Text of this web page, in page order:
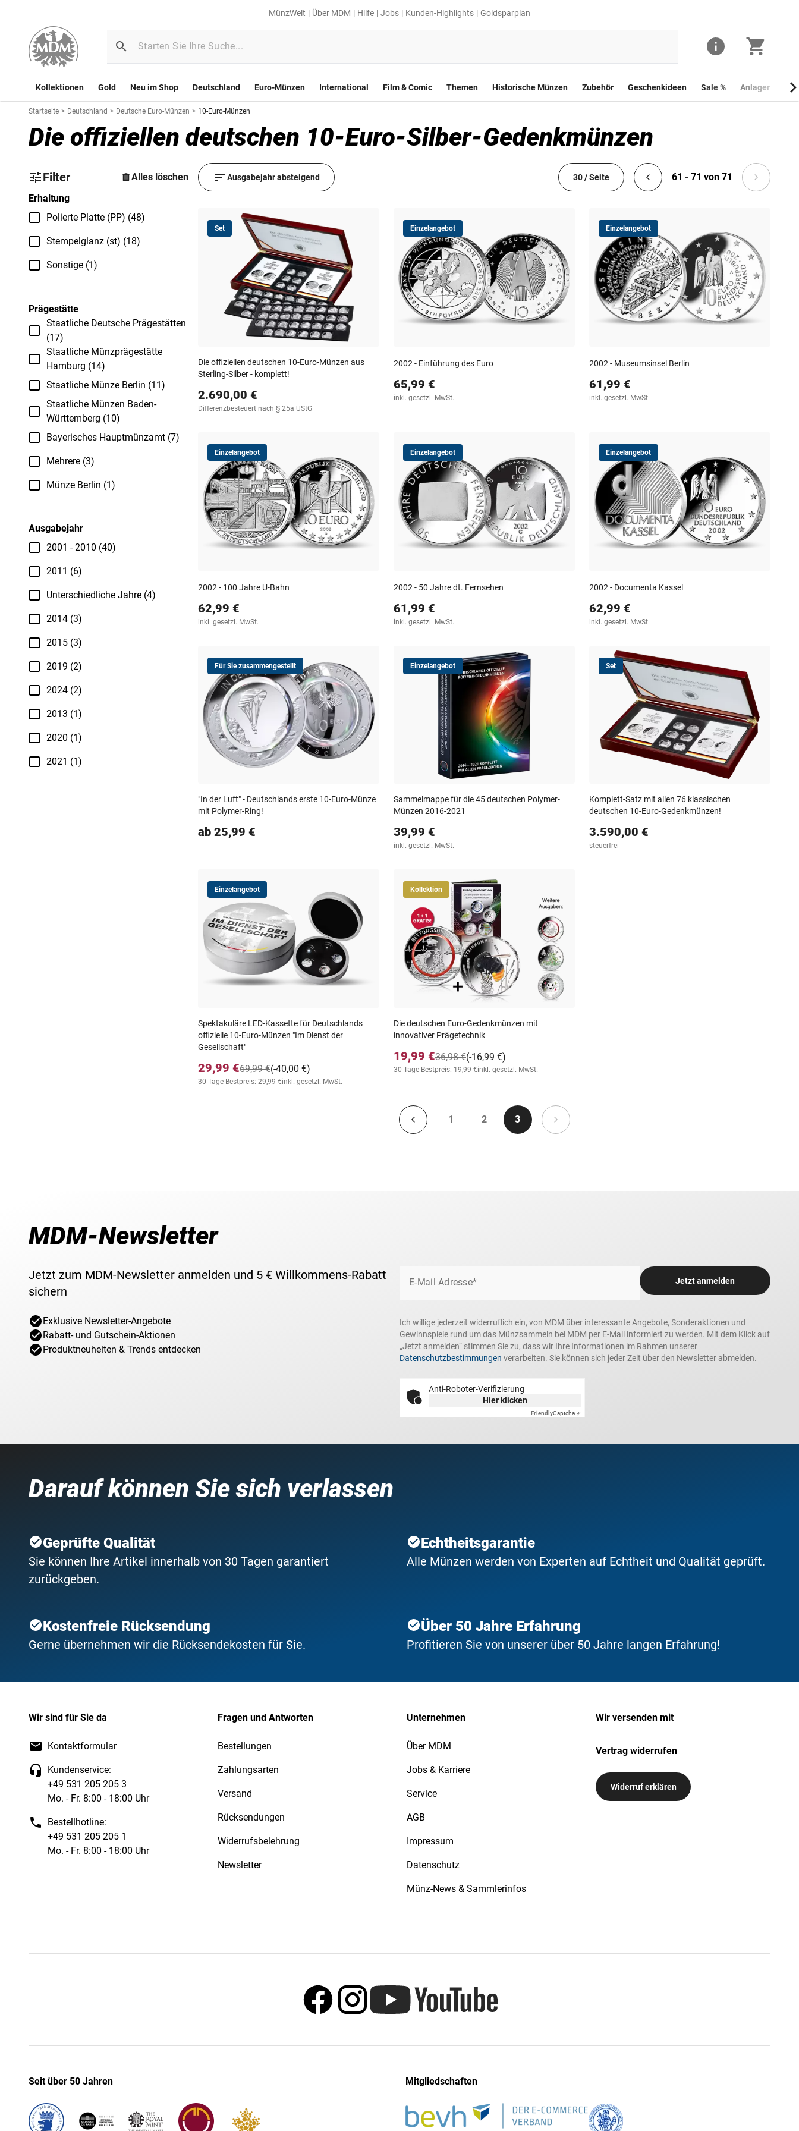
MünzWelt Über MDM Hilfe Jobs Kunden-Highlights Goldsparplan
Kollektionen Gold Neu im Shop Deutschland Euro-Münzen International Film & Comic Themen Historische Münzen Zubehör Geschenkideen Sale % Anlagemünzen
Startseite > Deutschland > Deutsche Euro-Münzen > 10-Euro-Münzen
Die offiziellen deutschen 10-Euro-Silber-Gedenkmünzen
Filter
Alles löschen
Erhaltung
Polierte Platte (PP) (48)
Stempelglanz (st) (18)
Sonstige (1)
Prägestätte
Staatliche Deutsche Prägestätten
(17)
Staatliche Münzprägestätte
Hamburg (14)
Staatliche Münze Berlin (11)
Staatliche Münzen Baden-
Württemberg (10)
Bayerisches Hauptmünzamt (7)
Mehrere (3)
Münze Berlin (1)
Ausgabejahr
2001 - 2010 (40)
2011 (6)
Unterschiedliche Jahre (4)
2014 (3)
2015 (3)
2019 (2)
2024 (2)
2013 (1)
2020 (1)
2021 (1)
Ausgabejahr absteigend 30 / Seite 61 - 71 von 71
Set
Die offiziellen deutschen 10-Euro-Münzen aus
Sterling-Silber - komplett!
2.690,00 €
Differenzbesteuert nach § 25a UStG
Einzelangebot
2002 - Einführung des Euro
65,99 €
inkl. gesetzl. MwSt.
Einzelangebot
2002 - Museumsinsel Berlin
61,99 €
inkl. gesetzl. MwSt.
Einzelangebot
2002 - 100 Jahre U-Bahn
62,99 €
inkl. gesetzl. MwSt.
Einzelangebot
2002 - 50 Jahre dt. Fernsehen
61,99 €
inkl. gesetzl. MwSt.
Einzelangebot
2002 - Documenta Kassel
62,99 €
inkl. gesetzl. MwSt.
Für Sie zusammengestellt
"In der Luft" - Deutschlands erste 10-Euro-Münze
mit Polymer-Ring!
ab 25,99 €
Einzelangebot
Sammelmappe für die 45 deutschen Polymer-
Münzen 2016-2021
39,99 €
inkl. gesetzl. MwSt.
Set
Komplett-Satz mit allen 76 klassischen
deutschen 10-Euro-Gedenkmünzen!
3.590,00 €
steuerfrei
Einzelangebot
Spektakuläre LED-Kassette für Deutschlands
offizielle 10-Euro-Münzen "Im Dienst der
Gesellschaft"
29,99 € (-40,00 €)
69,99 €
30-Tage-Bestpreis: 29,99 €inkl. gesetzl. MwSt.
Kollektion
Die deutschen Euro-Gedenkmünzen mit
innovativer Prägetechnik
19,99 € (-16,99 €)
36,98 €
30-Tage-Bestpreis: 19,99 €inkl. gesetzl. MwSt.
1 2 3
MDM-Newsletter
Jetzt zum MDM-Newsletter anmelden und 5 € Willkommens-Rabatt
sichern
Exklusive Newsletter-Angebote
Rabatt- und Gutschein-Aktionen
Produktneuheiten & Trends entdecken
E-Mail Adresse* Jetzt anmelden
Ich willige jederzeit widerruflich ein, von MDM über interessante Angebote, Sonderaktionen und
Gewinnspiele rund um das Münzsammeln bei MDM per E-Mail informiert zu werden. Mit dem Klick auf
„Jetzt anmelden“ stimmen Sie zu, dass wir Ihre Informationen im Rahmen unserer
Datenschutzbestimmungen verarbeiten. Sie können sich jeder Zeit über den Newsletter abmelden.
Anti-Roboter-Verifizierung
Hier klicken
FriendlyCaptcha ⇗
Darauf können Sie sich verlassen
Geprüfte Qualität
Sie können Ihre Artikel innerhalb von 30 Tagen garantiert
zurückgeben.
Echtheitsgarantie
Alle Münzen werden von Experten auf Echtheit und Qualität geprüft.
Kostenfreie Rücksendung
Gerne übernehmen wir die Rücksendekosten für Sie.
Über 50 Jahre Erfahrung
Profitieren Sie von unserer über 50 Jahre langen Erfahrung!
Wir sind für Sie da
Kontaktformular
Kundenservice:
+49 531 205 205 3
Mo. - Fr. 8:00 - 18:00 Uhr
Bestellhotline:
+49 531 205 205 1
Mo. - Fr. 8:00 - 18:00 Uhr
Fragen und Antworten
Bestellungen
Zahlungsarten
Versand
Rücksendungen
Widerrufsbelehrung
Newsletter
Unternehmen
Über MDM
Jobs & Karriere
Service
AGB
Impressum
Datenschutz
Münz-News & Sammlerinfos
Wir versenden mit
Vertrag widerrufen
Widerruf erklären
Seit über 50 Jahren Mitgliedschaften